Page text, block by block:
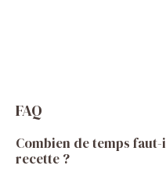
FAQ
Combien de temps
recette ?